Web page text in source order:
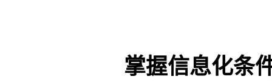
掌握信息化条